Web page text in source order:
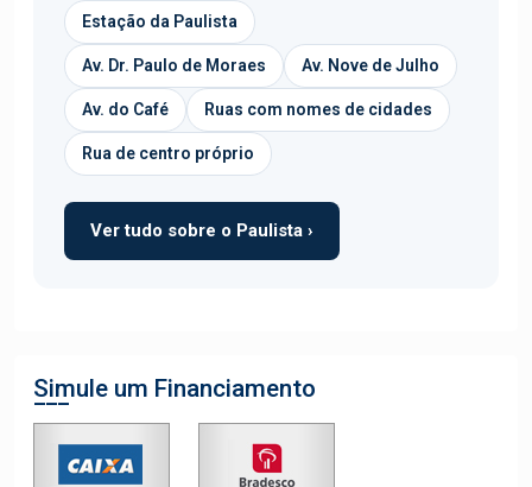
Estação da Paulista
Av. Dr. Paulo de Moraes Av. Nove de Julho
Av. do Café Ruas com nomes de cidades
Rua de centro próprio
Ver tudo sobre o Paulista ›
Simule um Financiamento